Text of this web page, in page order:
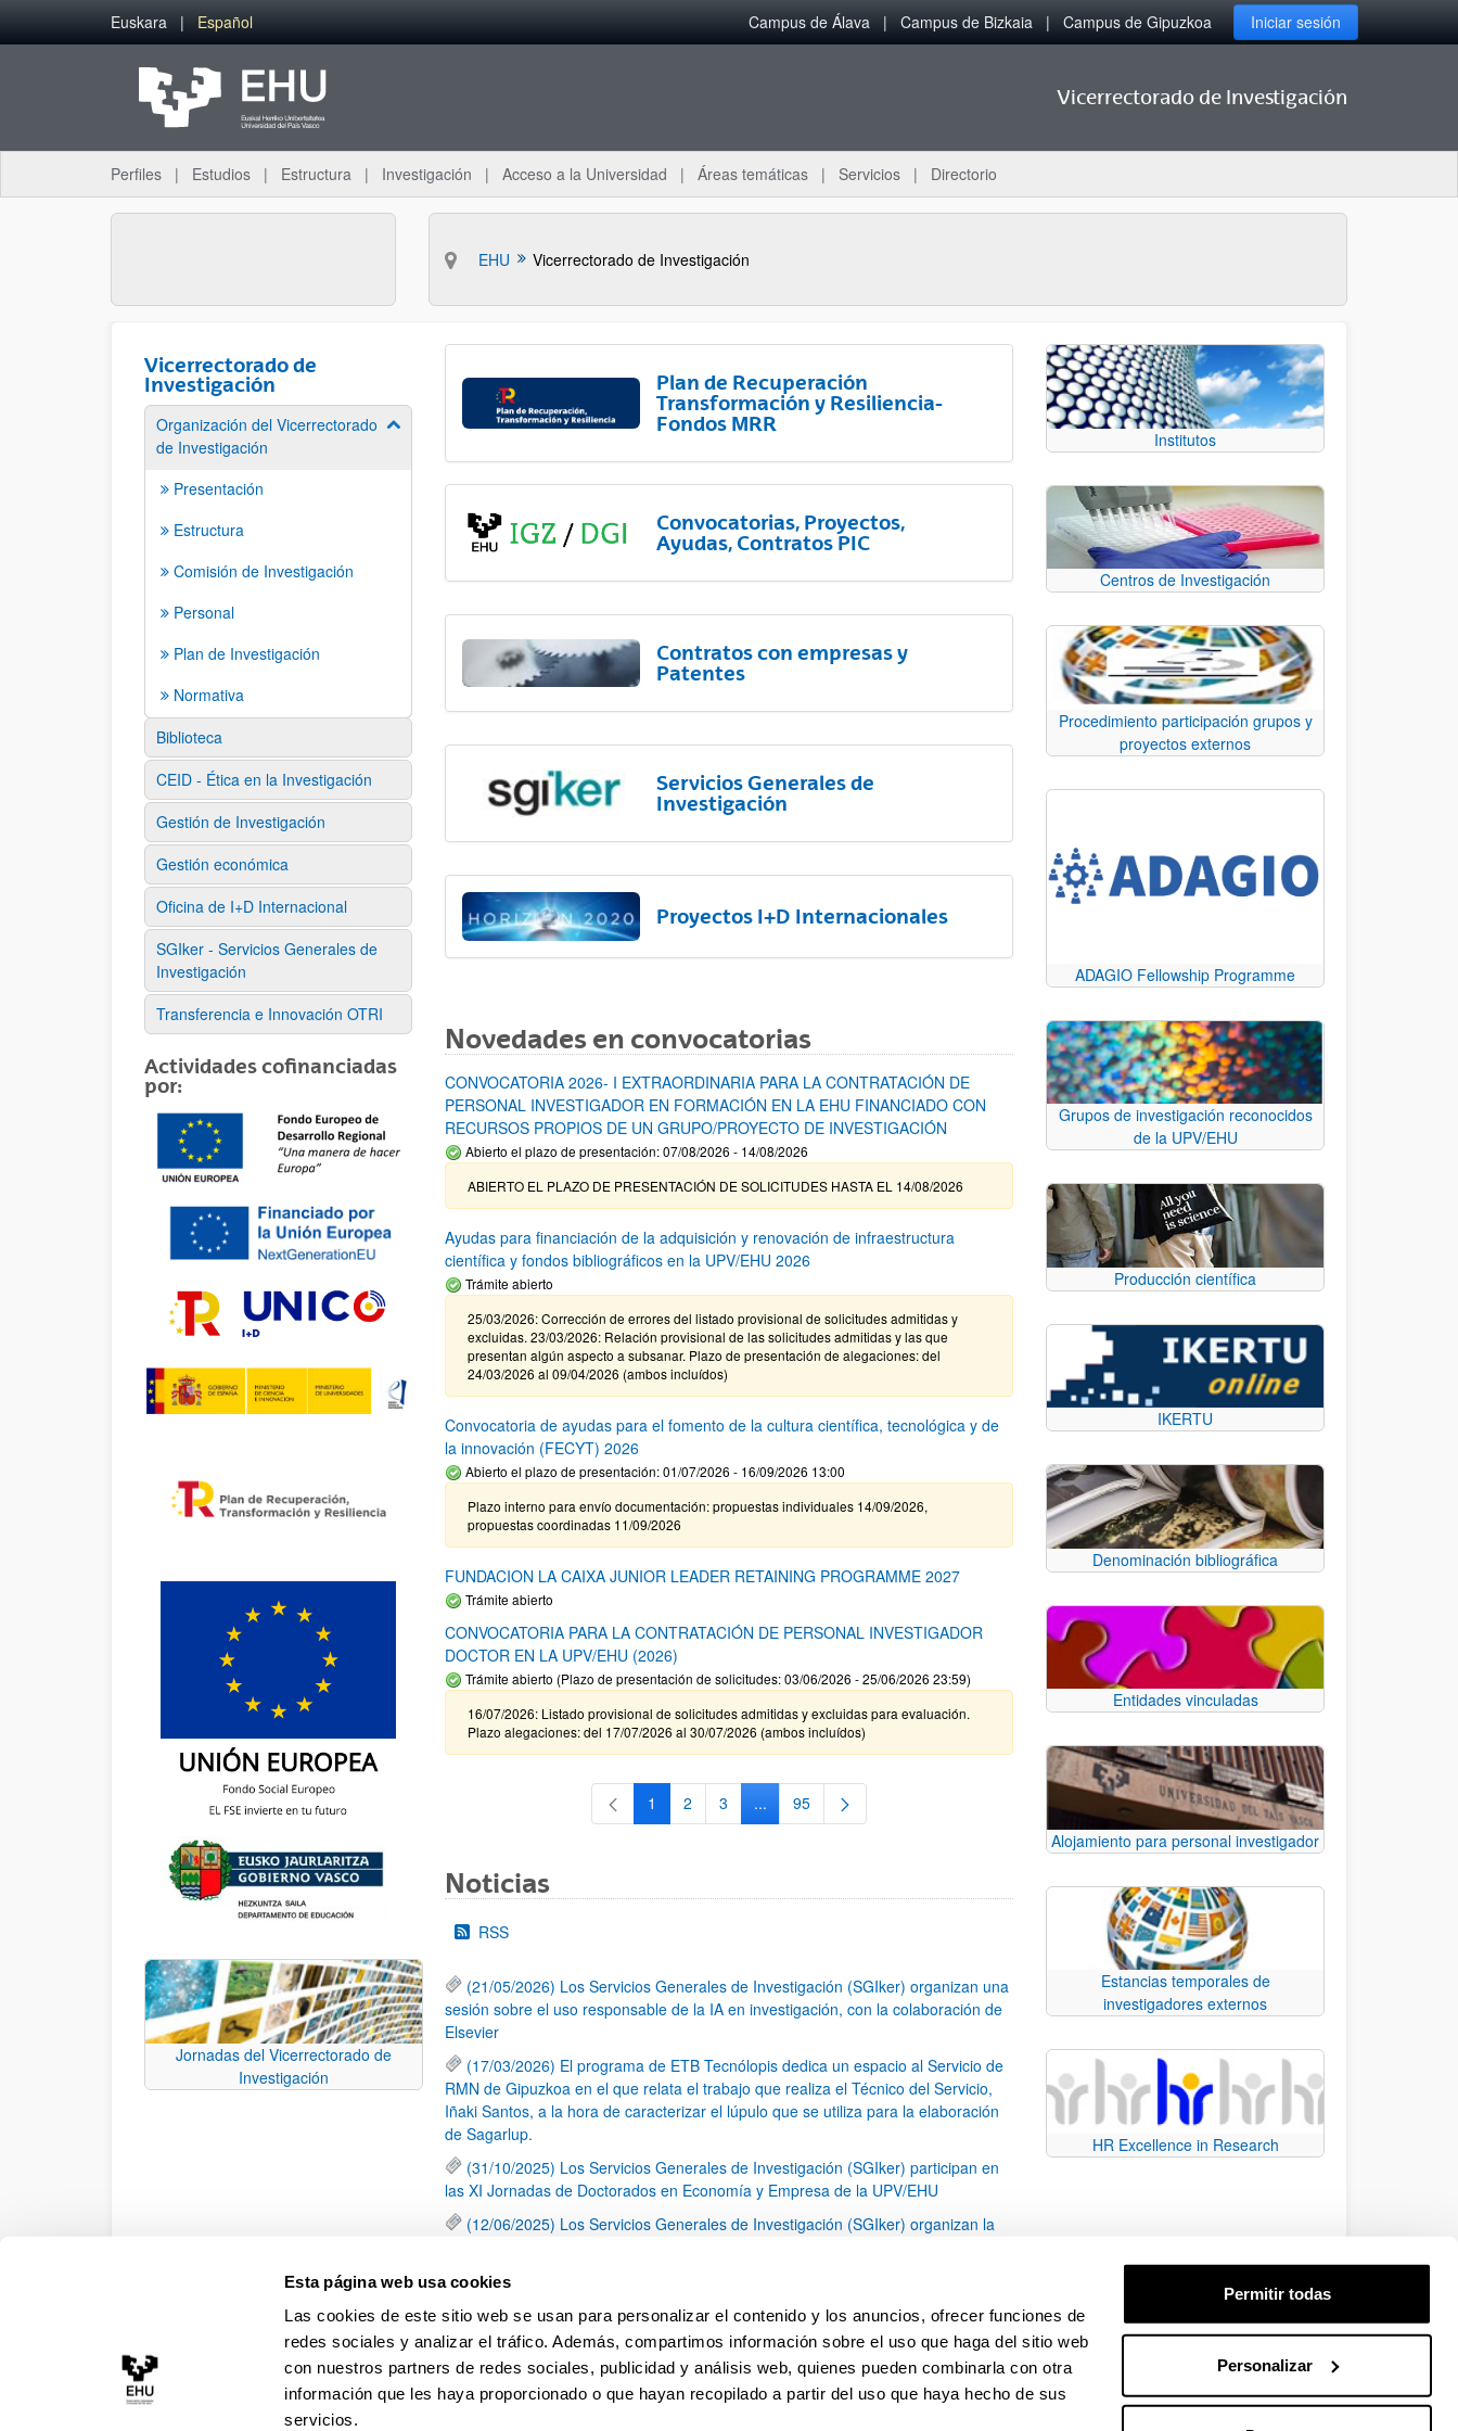
Esta página web usa cookies
Las cookies de este sitio web se usan para personalizar el contenido y los anuncios, ofrecer funciones de
redes sociales y analizar el tráfico. Además, compartimos información sobre el uso que haga del sitio web
con nuestros partners de redes sociales, publicidad y análisis web, quienes pueden combinarla con otra
información que les haya proporcionado o que hayan recopilado a partir del uso que haya hecho de sus
servicios.
Permitir todas
Personalizar
Saltar al contenido principal
Euskara Español Campus de Álava Campus de Bizkaia Campus de Gipuzkoa Iniciar sesión
Vicerrectorado de Investigación
Perfiles Estudios Estructura Investigación Acceso a la Universidad Áreas temáticas Servicios Directorio
EHU Vicerrectorado de Investigación
Vicerrectorado de
Investigación
Organización del Vicerrectorado
de Investigación
Mostrar/ocultar subpáginas
Presentación
Estructura
Comisión de Investigación
Personal
Plan de Investigación
Normativa
Biblioteca
CEID - Ética en la Investigación
Gestión de Investigación
Gestión económica
Oficina de I+D Internacional
SGIker - Servicios Generales de
Investigación
Transferencia e Innovación OTRI
Actividades cofinanciadas
por:
Jornadas del Vicerrectorado de
Investigación
Plan de Recuperación
Transformación y Resiliencia-
Fondos MRR
Convocatorias, Proyectos,
Ayudas, Contratos PIC
Contratos con empresas y
Patentes
Servicios Generales de
Investigación
Proyectos I+D Internacionales
Novedades en convocatorias
CONVOCATORIA 2026- I EXTRAORDINARIA PARA LA CONTRATACIÓN DE
PERSONAL INVESTIGADOR EN FORMACIÓN EN LA EHU FINANCIADO CON
RECURSOS PROPIOS DE UN GRUPO/PROYECTO DE INVESTIGACIÓN
Abierto el plazo de presentación: 07/08/2026 - 14/08/2026
ABIERTO EL PLAZO DE PRESENTACIÓN DE SOLICITUDES HASTA EL 14/08/2026
Ayudas para financiación de la adquisición y renovación de infraestructura
científica y fondos bibliográficos en la UPV/EHU 2026
Trámite abierto
25/03/2026: Corrección de errores del listado provisional de solicitudes admitidas y
excluidas. 23/03/2026: Relación provisional de las solicitudes admitidas y las que
presentan algún aspecto a subsanar. Plazo de presentación de alegaciones: del
24/03/2026 al 09/04/2026 (ambos incluídos)
Convocatoria de ayudas para el fomento de la cultura científica, tecnológica y de
la innovación (FECYT) 2026
Abierto el plazo de presentación: 01/07/2026 - 16/09/2026 13:00
Plazo interno para envío documentación: propuestas individuales 14/09/2026,
propuestas coordinadas 11/09/2026
FUNDACION LA CAIXA JUNIOR LEADER RETAINING PROGRAMME 2027
Trámite abierto
CONVOCATORIA PARA LA CONTRATACIÓN DE PERSONAL INVESTIGADOR
DOCTOR EN LA UPV/EHU (2026)
Trámite abierto (Plazo de presentación de solicitudes: 03/06/2026 - 25/06/2026 23:59)
16/07/2026: Listado provisional de solicitudes admitidas y excluidas para evaluación.
Plazo alegaciones: del 17/07/2026 al 30/07/2026 (ambos incluídos)
Página
1 Página
2 Página
3 ...Páginas intermedias Use TAB para desplazarse.
Página
95
Noticias
RSS
(21/05/2026) Los Servicios Generales de Investigación (SGIker) organizan una
sesión sobre el uso responsable de la IA en investigación, con la colaboración de
Elsevier
(17/03/2026) El programa de ETB Tecnólopis dedica un espacio al Servicio de
RMN de Gipuzkoa en el que relata el trabajo que realiza el Técnico del Servicio,
Iñaki Santos, a la hora de caracterizar el lúpulo que se utiliza para la elaboración
de Sagarlup.
(31/10/2025) Los Servicios Generales de Investigación (SGIker) participan en
las XI Jornadas de Doctorados en Economía y Empresa de la UPV/EHU
(12/06/2025) Los Servicios Generales de Investigación (SGIker) organizan la
una caracterización química de dos variedades de lúpulo silvestre
Página
1 Página
2 Página
3 ...
Páginas intermedias Use TAB para desplazarse.
Página
79
Institutos
Centros de Investigación
Procedimiento participación grupos y
proyectos externos
ADAGIO Fellowship Programme
Grupos de investigación reconocidos
de la UPV/EHU
Producción científica
IKERTU
Denominación bibliográfica
Entidades vinculadas
Alojamiento para personal investigador
Estancias temporales de
investigadores externos
HR Excellence in Research